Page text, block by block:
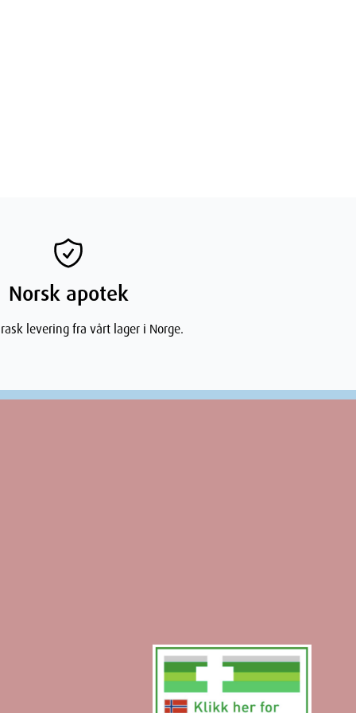
Norsk apotek
levering fra vårt lager i Norge.